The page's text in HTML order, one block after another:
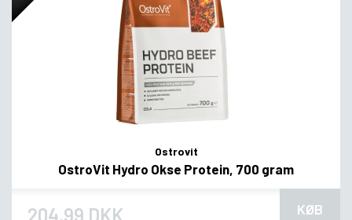
Ostrovit
OstroVit Hydro Okse Protein, 700 gram
204,99 DKK
KØB